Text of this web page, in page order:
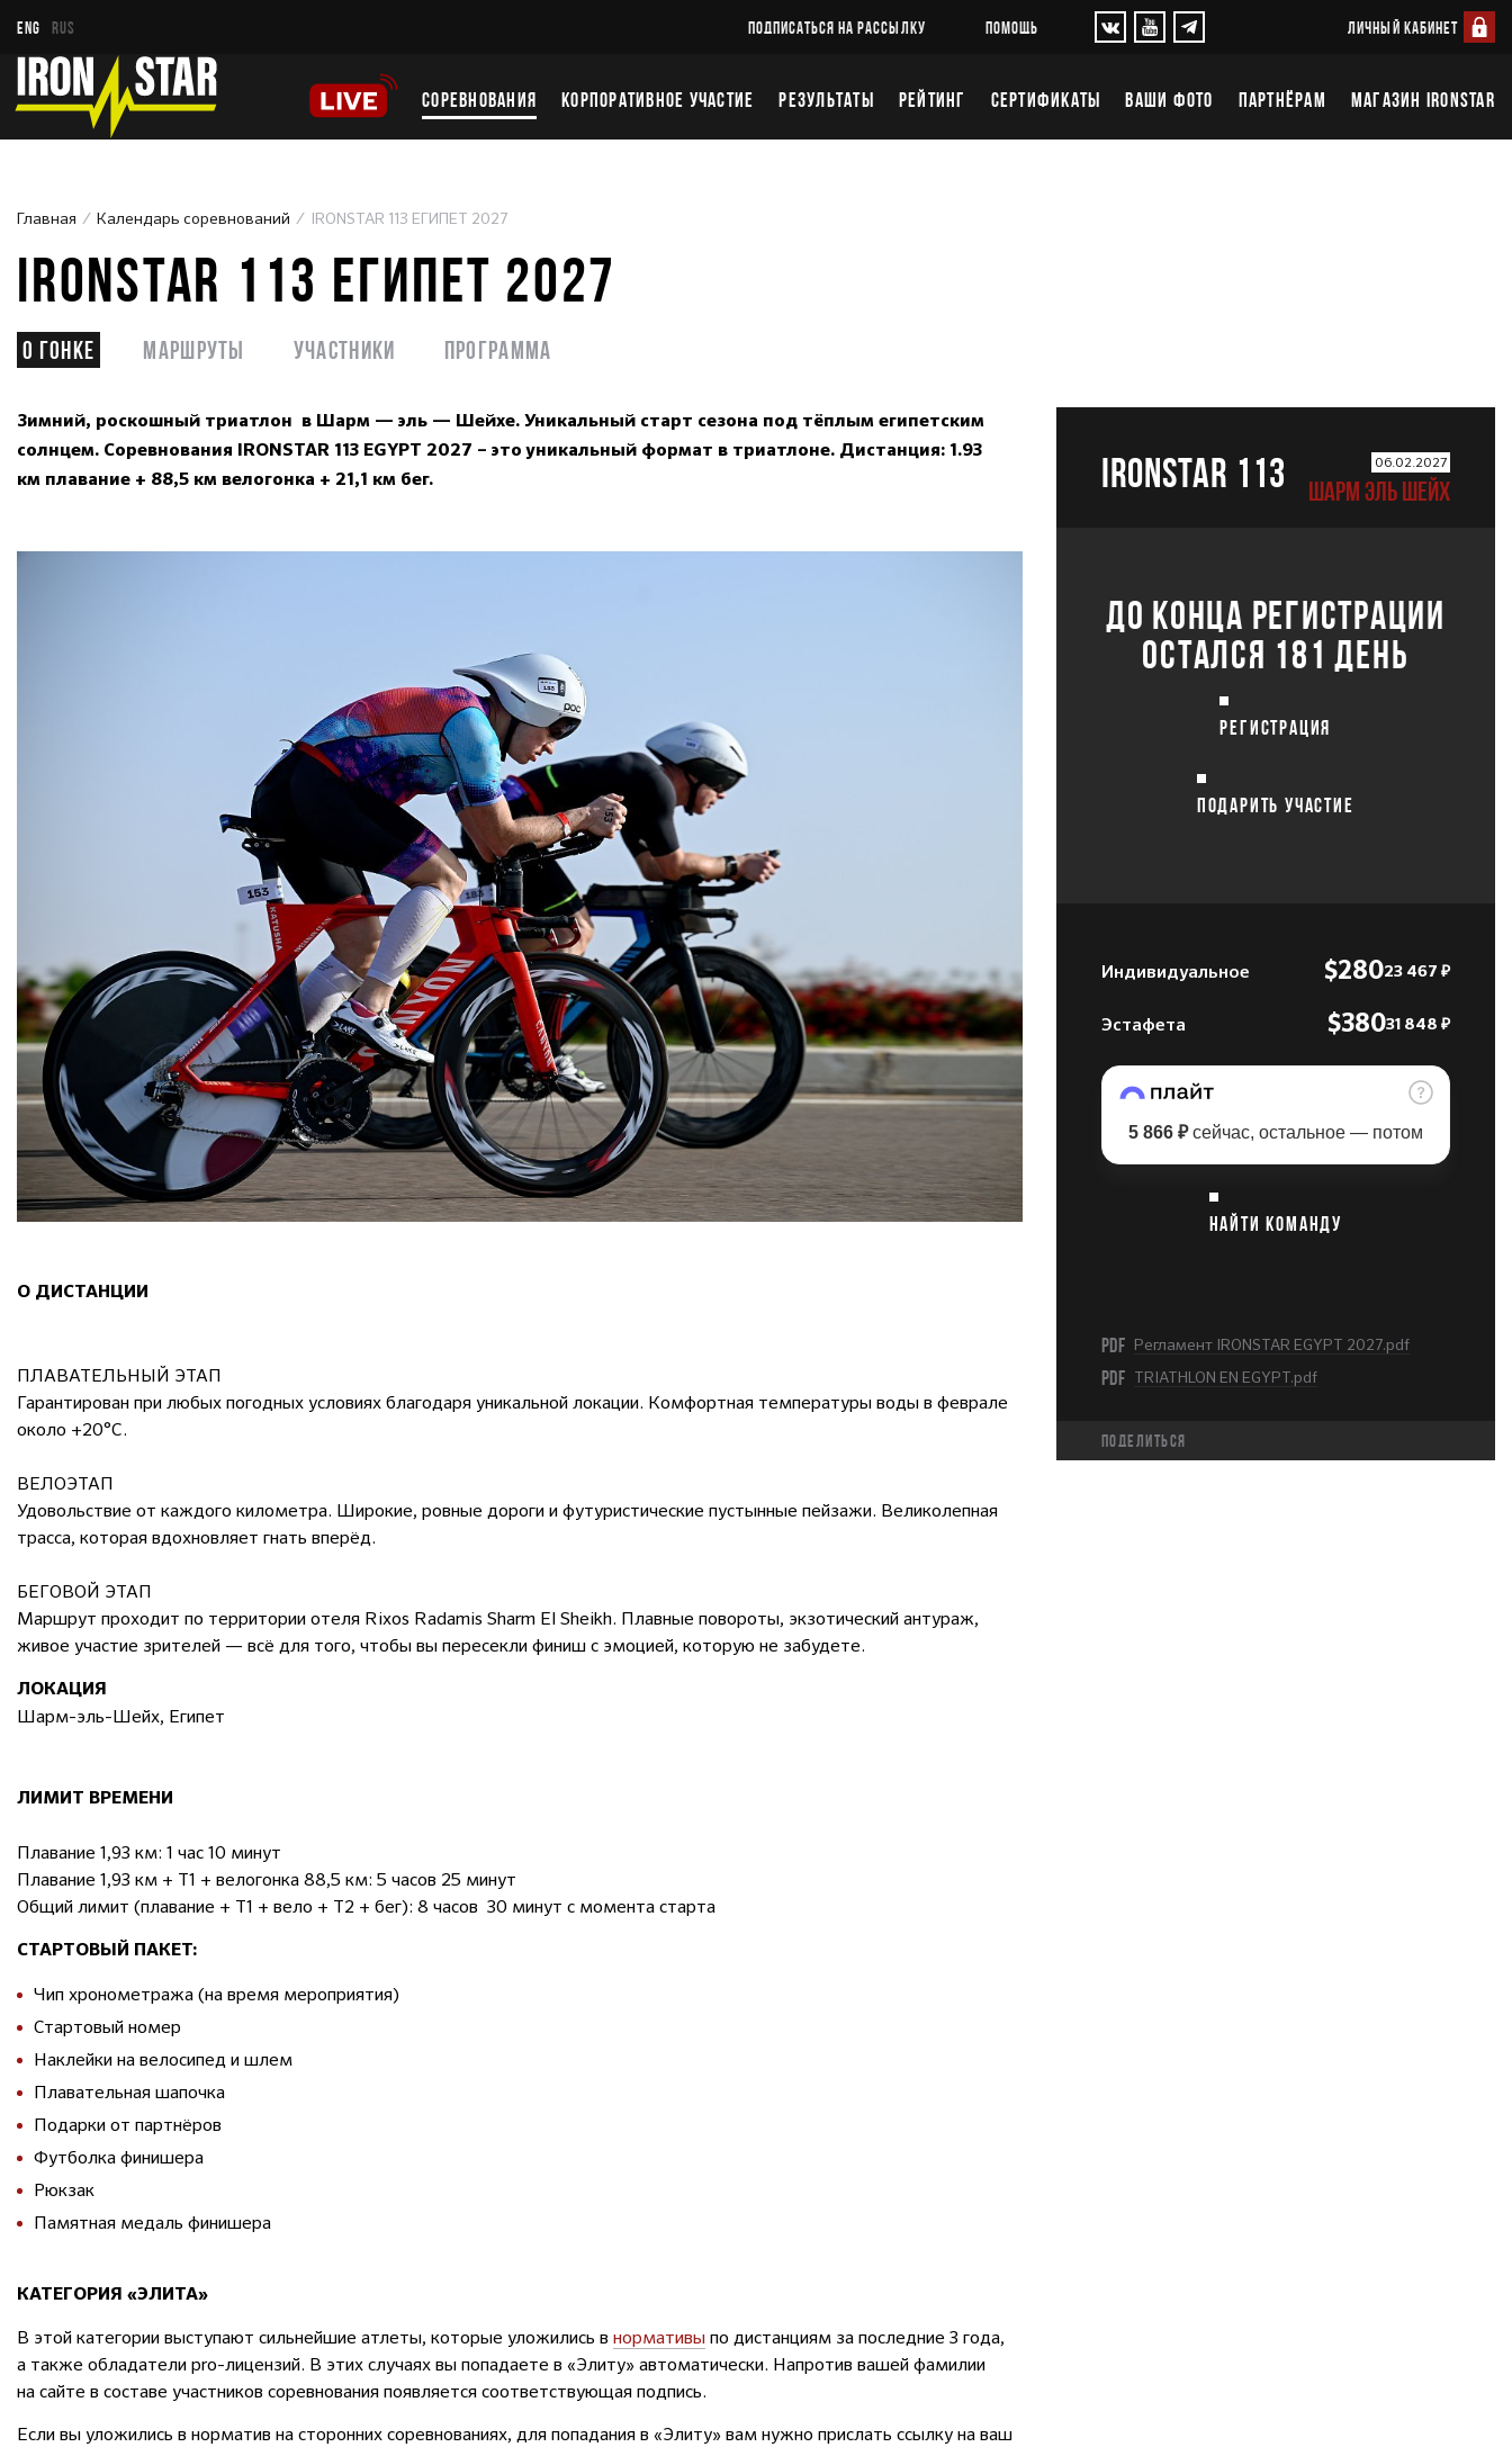
ENG RUS ПОДПИСАТЬСЯ НА РАССЫЛКУ ПОМОЩЬ ЛИЧНЫЙ КАБИНЕТ
СОРЕВНОВАНИЯ КОРПОРАТИВНОЕ УЧАСТИЕ РЕЗУЛЬТАТЫ РЕЙТИНГ СЕРТИФИКАТЫ ВАШИ ФОТО ПАРТНЁРАМ МАГАЗИН IRONSTAR
Главная Календарь соревнований IRONSTAR 113 ЕГИПЕТ 2027
IRONSTAR 113 ЕГИПЕТ 2027
О гонке Маршруты Участники Программа
Зимний, роскошный триатлон в Шарм — эль — Шейхе. Уникальный старт сезона под тёплым египетским
солнцем. Соревнования IRONSTAR 113 EGYPT 2027 – это уникальный формат в триатлоне. Дистанция: 1.93
км плавание + 88,5 км велогонка + 21,1 км бег.
О ДИСТАНЦИИ
ПЛАВАТЕЛЬНЫЙ ЭТАП
Гарантирован при любых погодных условиях благодаря уникальной локации. Комфортная температуры воды в феврале
около +20°C.
ВЕЛОЭТАП
Удовольствие от каждого километра. Широкие, ровные дороги и футуристические пустынные пейзажи. Великолепная
трасса, которая вдохновляет гнать вперёд.
БЕГОВОЙ ЭТАП
Маршрут проходит по территории отеля Rixos Radamis Sharm El Sheikh. Плавные повороты, экзотический антураж,
живое участие зрителей — всё для того, чтобы вы пересекли финиш с эмоцией, которую не забудете.
ЛОКАЦИЯ
Шарм-эль-Шейх, Египет
ЛИМИТ ВРЕМЕНИ
Плавание 1,93 км: 1 час 10 минут
Плавание 1,93 км + Т1 + велогонка 88,5 км: 5 часов 25 минут
Общий лимит (плавание + Т1 + вело + Т2 + бег): 8 часов 30 минут с момента старта
СТАРТОВЫЙ ПАКЕТ:
Чип хронометража (на время мероприятия)
Стартовый номер
Наклейки на велосипед и шлем
Плавательная шапочка
Подарки от партнёров
Футболка финишера
Рюкзак
Памятная медаль финишера
КАТЕГОРИЯ «ЭЛИТА»
В этой категории выступают сильнейшие атлеты, которые уложились в нормативы по дистанциям за последние 3 года,
а также обладатели pro-лицензий. В этих случаях вы попадаете в «Элиту» автоматически. Напротив вашей фамилии
на сайте в составе участников соревнования появляется соответствующая подпись.
Если вы уложились в норматив на сторонних соревнованиях, для попадания в «Элиту» вам нужно прислать ссылку на ваш
IRONSTAR 113 06.02.2027
ШАРМ ЭЛЬ ШЕЙХ
ДО КОНЦА РЕГИСТРАЦИИ
ОСТАЛСЯ 181 ДЕНЬ
РЕГИСТРАЦИЯ
ПОДАРИТЬ УЧАСТИЕ
Индивидуальное $28023 467 ₽
Эстафета $38031 848 ₽
5 866 ₽сейчас, остальное — потом
НАЙТИ КОМАНДУ
PDF Регламент IRONSTAR EGYPT 2027.pdf
PDF TRIATHLON EN EGYPT.pdf
Поделиться